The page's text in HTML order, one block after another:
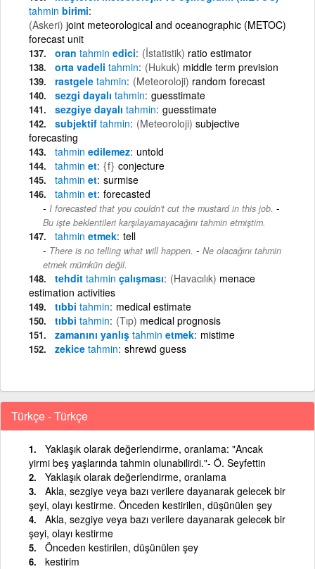
tahmin birimi
(Askeri) joint meteorological and oceanographic (METOC)
forecast unit
oran tahmin edici (İstatistik) ratio estimator
orta vadeli tahmin (Hukuk) middle term prevision
rastgele tahmin (Meteoroloji) random forecast
sezgi dayalı tahmin guesstimate
sezgiye dayalı tahmin guesstimate
subjektif tahmin (Meteoroloji) subjective
forecasting
tahmin edilemez untold
tahmin et {f} conjecture
tahmin et surmise
tahmin et forecasted
I forecasted that you couldn't cut the mustard in this job. -
Bu işte beklentileri karşılayamayacağını tahmin etmiştim.
tahmin etmek tell
There is no telling what will happen. - Ne olacağını tahmin
etmek mümkün değil.
tehdit tahmin çalışması (Havacılık) menace
estimation activities
tıbbi tahmin medical estimate
tıbbi tahmin (Tıp) medical prognosis
zamanını yanlış tahmin etmek mistime
zekice tahmin shrewd guess
Türkçe - Türkçe
Yaklaşık olarak değerlendirme, oranlama: "Ancak
yirmi beş yaşlarında tahmin olunabilirdi."- Ö. Seyfettin
Yaklaşık olarak değerlendirme, oranlama
Akla, sezgiye veya bazı verilere dayanarak gelecek bir
şeyi, olayı kestirme. Önceden kestirilen, düşünülen şey
Akla, sezgiye veya bazı verilere dayanarak gelecek bir
şeyi, olayı kestirme
Önceden kestirilen, düşünülen şey
kestirim